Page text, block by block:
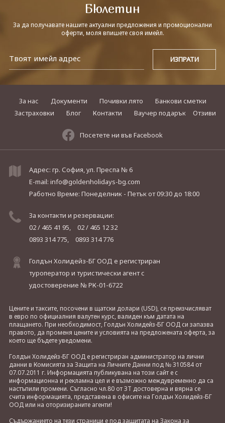
Бюлетин
За да получавате нашите актуални предложения и промоционални
оферти, моля впишете своя имейл.
За нас Документи Почивки лято
Банкови сметки
Застраховки
Блог Контакти Ваучер подарък Отзиви
Посетете ни във Facebook
Адрес: гр. София, ул. Преспа № 6
E-mail: info@goldenholidays-bg.com
Работно Време: Понеделник - Петъкот 09:30 до 18:00
За контакти и резервации:
02 / 465 41 95,
02 / 465 12 32
0893 314 775,
0893 314 776
Голдън Холидейз-БГ ООД е регистриран
туроператор и туристически агент с
удостоверение № РК-01-6722
Цените и таксите, посочени в щатски долари (USD), се преизчисляват
в евро по официалния валутен курс, валиден към датата на
плащането. При необходимост, Голдън Холидейз-БГ ООД си запазва
правото, да променя цените и условията на предложената оферта, за
което ще бъдете уведомени.
Голдън Холидейз-БГ ООД е регистриран администратор на лични
данни в Комисията за Защита на Личните Данни под № 310584 от
07.07.2011 г. Информацията публикувана на този сайт е с
информационна и рекламна цел и е възможно междувременно да са
настъпили промени. Съгласно чл.80 от ЗТ достоверна и вярна се
счита информацията, представена в офисите на Голдън Холидейз-БГ
ООД или на оторизираните агенти!
Съдържанието на тези страници е под защитата на Закона за